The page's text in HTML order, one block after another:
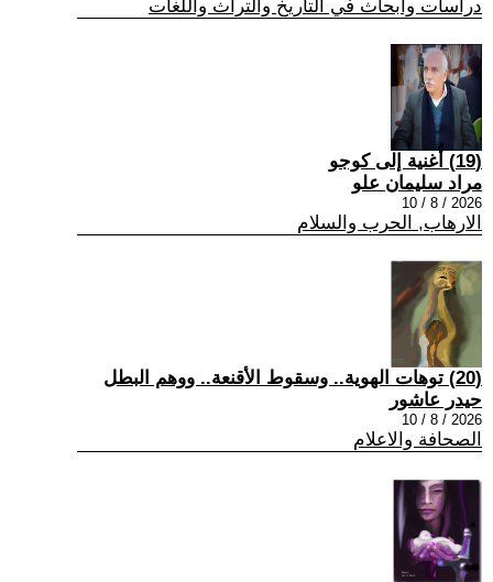
دراسات وابحاث في التاريخ والتراث واللغات
(19) أُغنية إلى كوجو
مراد سليمان علو
2026 / 8 / 10
الارهاب, الحرب والسلام
(20) توهات الهوية.. وسقوط الأقنعة.. ووهم البطل
حيدر عاشور
2026 / 8 / 10
الصحافة والاعلام